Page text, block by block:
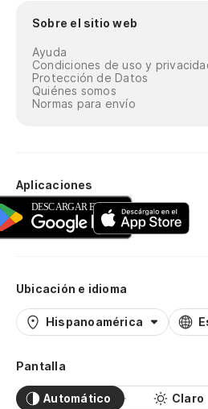
Sobre el sitio web
Ayuda
Condiciones de uso y
Protección de Datos
Quiénes somos
Normas para envío
Aplicaciones
Ubicación e idioma
Hispanoamérica
Pantalla
Automático Claro